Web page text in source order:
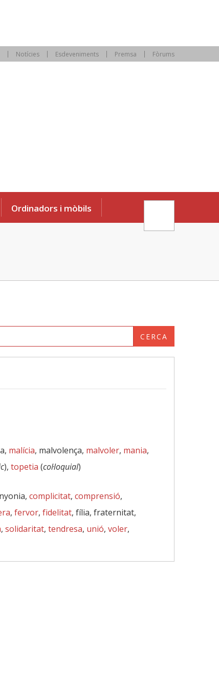
Notícies Esdeveniments Premsa Fòrums
Ordinadors i mòbils
CERCA
malícia, malvolença, malvoler, mania,
), topetia (col·loquial)
complicitat, comprensió,
, fervor, fidelitat, fília, fraternitat,
, solidaritat, tendresa, unió, voler,